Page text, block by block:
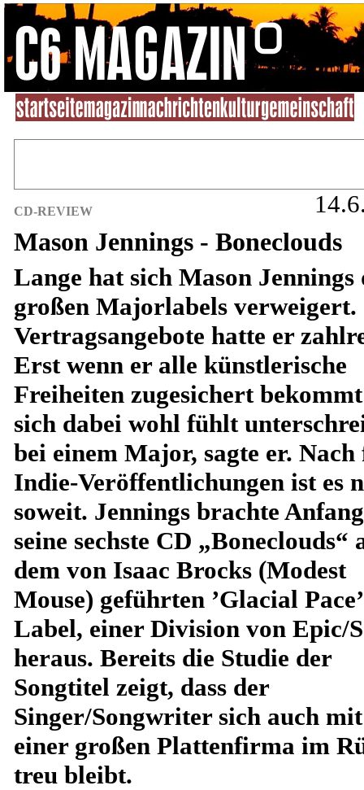
CD-REVIEW
Mason Jennings - Boneclouds
Lange hat sich Mason Jennings
großen Majorlabels verweigert.
Vertragsangebote hatte er
Erst wenn er alle künstlerische
Freiheiten zugesichert
sich dabei wohl fühlt
bei einem Major, sagte er.
Indie-Veröffentlichungen ist es
soweit. Jennings brachte
seine sechste CD „Boneclouds“
dem von Isaac Brocks (Modest
Mouse) geführten ’Glacial
Label, einer Division von Epic/
heraus. Bereits die Studie der
Songtitel zeigt, dass der
Singer/Songwriter sich auch mit
einer großen Plattenfirma im
treu bleibt.